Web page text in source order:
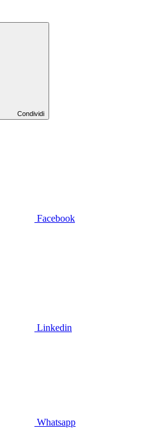
Condividi
Facebook
Linkedin
Whatsapp